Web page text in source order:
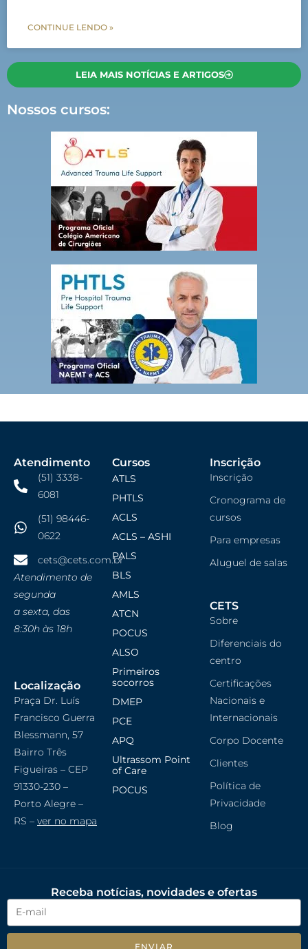
CONTINUE LENDO »
LEIA MAIS NOTÍCIAS E ARTIGOS
Nossos cursos:
Atendimento
(51) 3338-
6081
(51) 98446-
0622
cets@cets.com.br
Atendimento de
segunda
a sexta, das
8:30h às 18h
Localização
Praça Dr. Luís
Francisco Guerra
Blessmann, 57
Bairro Três
Figueiras – CEP
91330-230 –
Porto Alegre –
RS – ver no mapa
Cursos
ATLS
PHTLS
ACLS
ACLS – ASHI
PALS
BLS
AMLS
ATCN
POCUS
ALSO
Primeiros
socorros
DMEP
PCE
APQ
Ultrassom Point
of Care
POCUS
Inscrição
Inscrição
Cronograma de
cursos
Para empresas
Aluguel de salas
CETS
Sobre
Diferenciais do
centro
Certificações
Nacionais e
Internacionais
Corpo Docente
Clientes
Política de
Privacidade
Blog
Receba notícias, novidades e ofertas
ENVIAR